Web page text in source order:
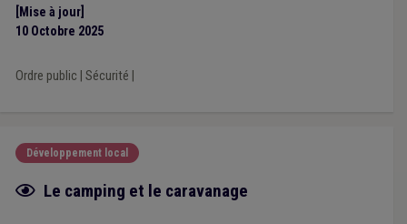
[Mise à jour]
10 Octobre 2025
Ordre public Sécurité
Développement local
Fiche focus
Le camping et le caravanage